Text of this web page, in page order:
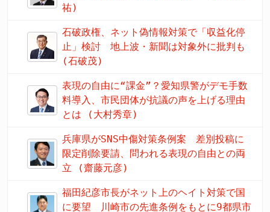
祐)
石破政権、ネット偽情報対策で「収益化停
止」検討 地上波・新聞は対象外に批判も
(石破茂)
表現の自由に“課金”？愛知県警がデモ手数
料導入、市民団体が抗議の声を上げる理由
とは (大村秀章)
兵庫県がSNS中傷対策条例案 差別投稿に
限定削除要請、問われる表現の自由との両
立 (齋藤元彦)
福田紀彦市長がネット上のヘイト対策で国
に要望 川崎市の先進条例をもとに9都県市